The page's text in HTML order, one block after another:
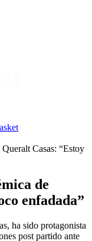
Casas: “Estoy
de
enfadada”
ha sido protagonista
post partido ante